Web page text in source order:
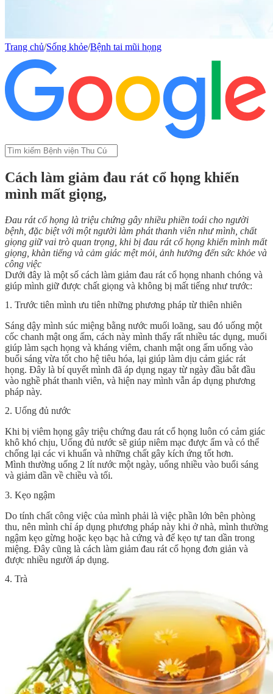
Trang chủ/Sống khỏe/Bệnh tai mũi họng
Cách làm giảm đau rát cổ họng khiến
mình mất giọng,
Đau rát cổ họng là triệu chứng gây nhiều phiền toái cho người
bệnh, đặc biệt với một người làm phát thanh viên như mình, chất
giọng giữ vai trò quan trọng, khi bị đau rát cổ họng khiến mình mất
giọng, khàn tiếng và cảm giác mệt mỏi, ảnh hưởng đến sức khỏe và
công việc
Dưới đây là một số cách làm giảm đau rát cổ họng nhanh chóng và
giúp mình giữ được chất giọng và không bị mất tiếng như trước:
1. Trước tiên mình ưu tiên những phương pháp từ thiên nhiên
Sáng dậy mình súc miệng bằng nước muối loãng, sau đó uống một
cốc chanh mật ong ấm, cách này mình thấy rất nhiều tác dụng, muối
giúp làm sạch họng và kháng viêm, chanh mật ong ấm uống vào
buổi sáng vừa tốt cho hệ tiêu hóa, lại giúp làm dịu cảm giác rát
họng. Đây là bí quyết mình đã áp dụng ngay từ ngày đầu bắt đầu
vào nghề phát thanh viên, và hiện nay mình vẫn áp dụng phương
pháp này.
2. Uống đủ nước
Khi bị viêm họng gây triệu chứng đau rát cổ họng luôn có cảm giác
khô khó chịu, Uống đủ nước sẽ giúp niêm mạc được ẩm và có thể
chống lại các vi khuẩn và những chất gây kích ứng tốt hơn.
Mình thường uống 2 lít nước một ngày, uống nhiều vào buổi sáng
và giảm dần về chiều và tối.
3. Kẹo ngậm
Do tính chất công việc của mình phải là việc phần lớn bên phòng
thu, nên mình chỉ áp dụng phương pháp này khi ở nhà, mình thường
ngậm kẹo gừng hoặc kẹo bạc hà cứng và để kẹo tự tan dần trong
miệng. Đây cũng là cách làm giảm đau rát cổ họng đơn giản và
được nhiều người áp dụng.
4. Trà